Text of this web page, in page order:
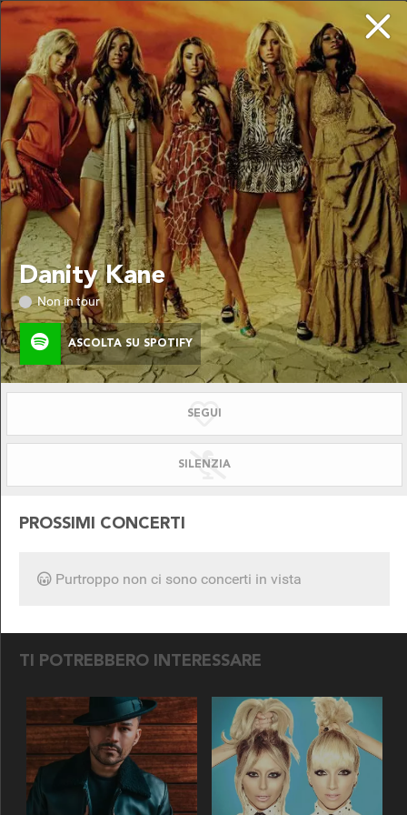
Danity Kane
Non in tour
ASCOLTA SU SPOTIFY
SEGUITO!
SEGUI
SILENZIA
PROSSIMI CONCERTI
Purtroppo non ci sono concerti in vista
TI POTREBBERO INTERESSARE
DA NON PERDERE
LE ULTIME NOVITÀ
Chi siamo
Privacy
SEGUICI SU